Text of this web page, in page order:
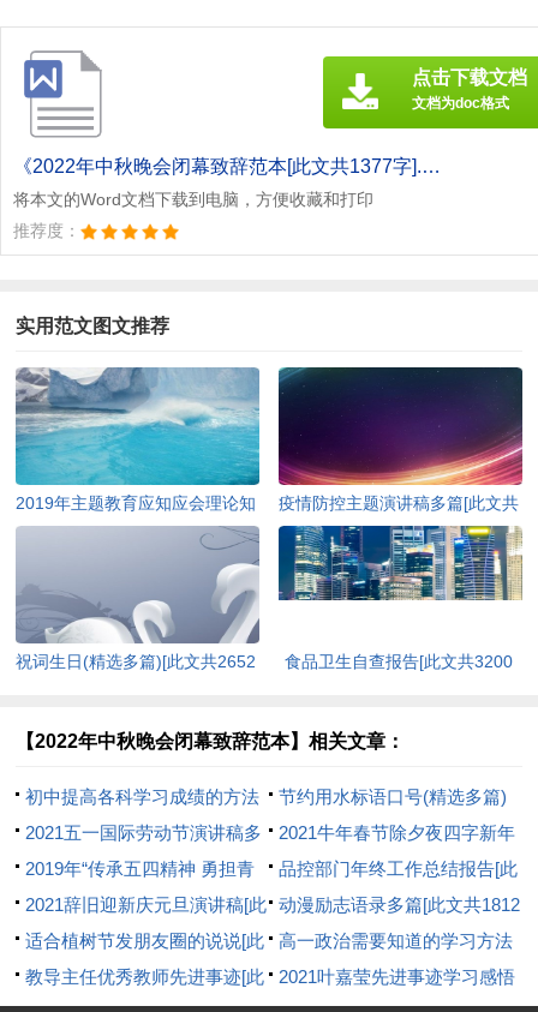
《2022年中秋晚会闭幕致辞范本[此文共1377字].doc》
将本文的Word文档下载到电脑，方便收藏和打印
推荐度：
点击下载文档
文档为doc格式
实用范文图文推荐
2019年主题教育应知应会理论知
识（含答案）[此文共10252字]
疫情防控主题演讲稿多篇[此文共
4978字]
祝词生日(精选多篇)[此文共2652
食品卫生自查报告[此文共3200
【2022年中秋晚会闭幕致辞范本】相关文章：
初中提高各科学习成绩的方法
[此文共2526字]
节约用水标语口号(精选多篇)
[此文共4302字]
2021五一国际劳动节演讲稿多
篇[此文共3197字]
2021牛年春节除夕夜四字新年
对联【90对】[此文共805字]
2019年“传承五四精神 勇担青
春使命”演讲比赛方案[此文共
638字]
品控部门年终工作总结报告[此
文共6608字]
2021辞旧迎新庆元旦演讲稿[此
文共3960字]
动漫励志语录多篇[此文共1812
字]
适合植树节发朋友圈的说说[此
文共5515字]
高一政治需要知道的学习方法
[此文共1597字]
教导主任优秀教师先进事迹[此
2021叶嘉莹先进事迹学习感悟